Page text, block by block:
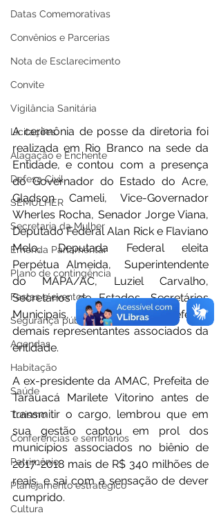
Datas Comemorativas
Convênios e Parcerias
Nota de Esclarecimento
Convite
Vigilância Sanitária
Licitações
Alagação e Enchente
Defesa Civil
SEMULHER
Secretaria da Mulher
Emenda Parlamentar
Plano de contingência
Festas e eventos
Segurança pública
Agendas
Habitação
Saúde
Turismo
Conferências e seminários
Patrimônio
Planejamento estratégico
Cultura
A cerimônia de posse da diretoria foi
realizada em Rio Branco na sede da
Entidade, e contou com a presença
do Governador do Estado do Acre,
Gladson Cameli, Vice-Governador
Wherles Rocha, Senador Jorge Viana,
Deputado Federal Alan Rick e Flaviano
Melo, Deputada Federal eleita
Perpétua Almeida,  Superintendente
do MAPA/AC, Luziel Carvalho,
Secretários de Estados, Secretários
Municipais, Prefeitos e vice-prefeitos
demais representantes associados da
entidade.
A ex-presidente da AMAC, Prefeita de
Tarauacá Marilete Vitorino antes de
transmitir o cargo, lembrou que em
sua gestão captou em prol dos
municípios associados no biênio de
2017-2018 mais de R$ 340 milhões de
reais, e sai com a sensação de dever
cumprido.